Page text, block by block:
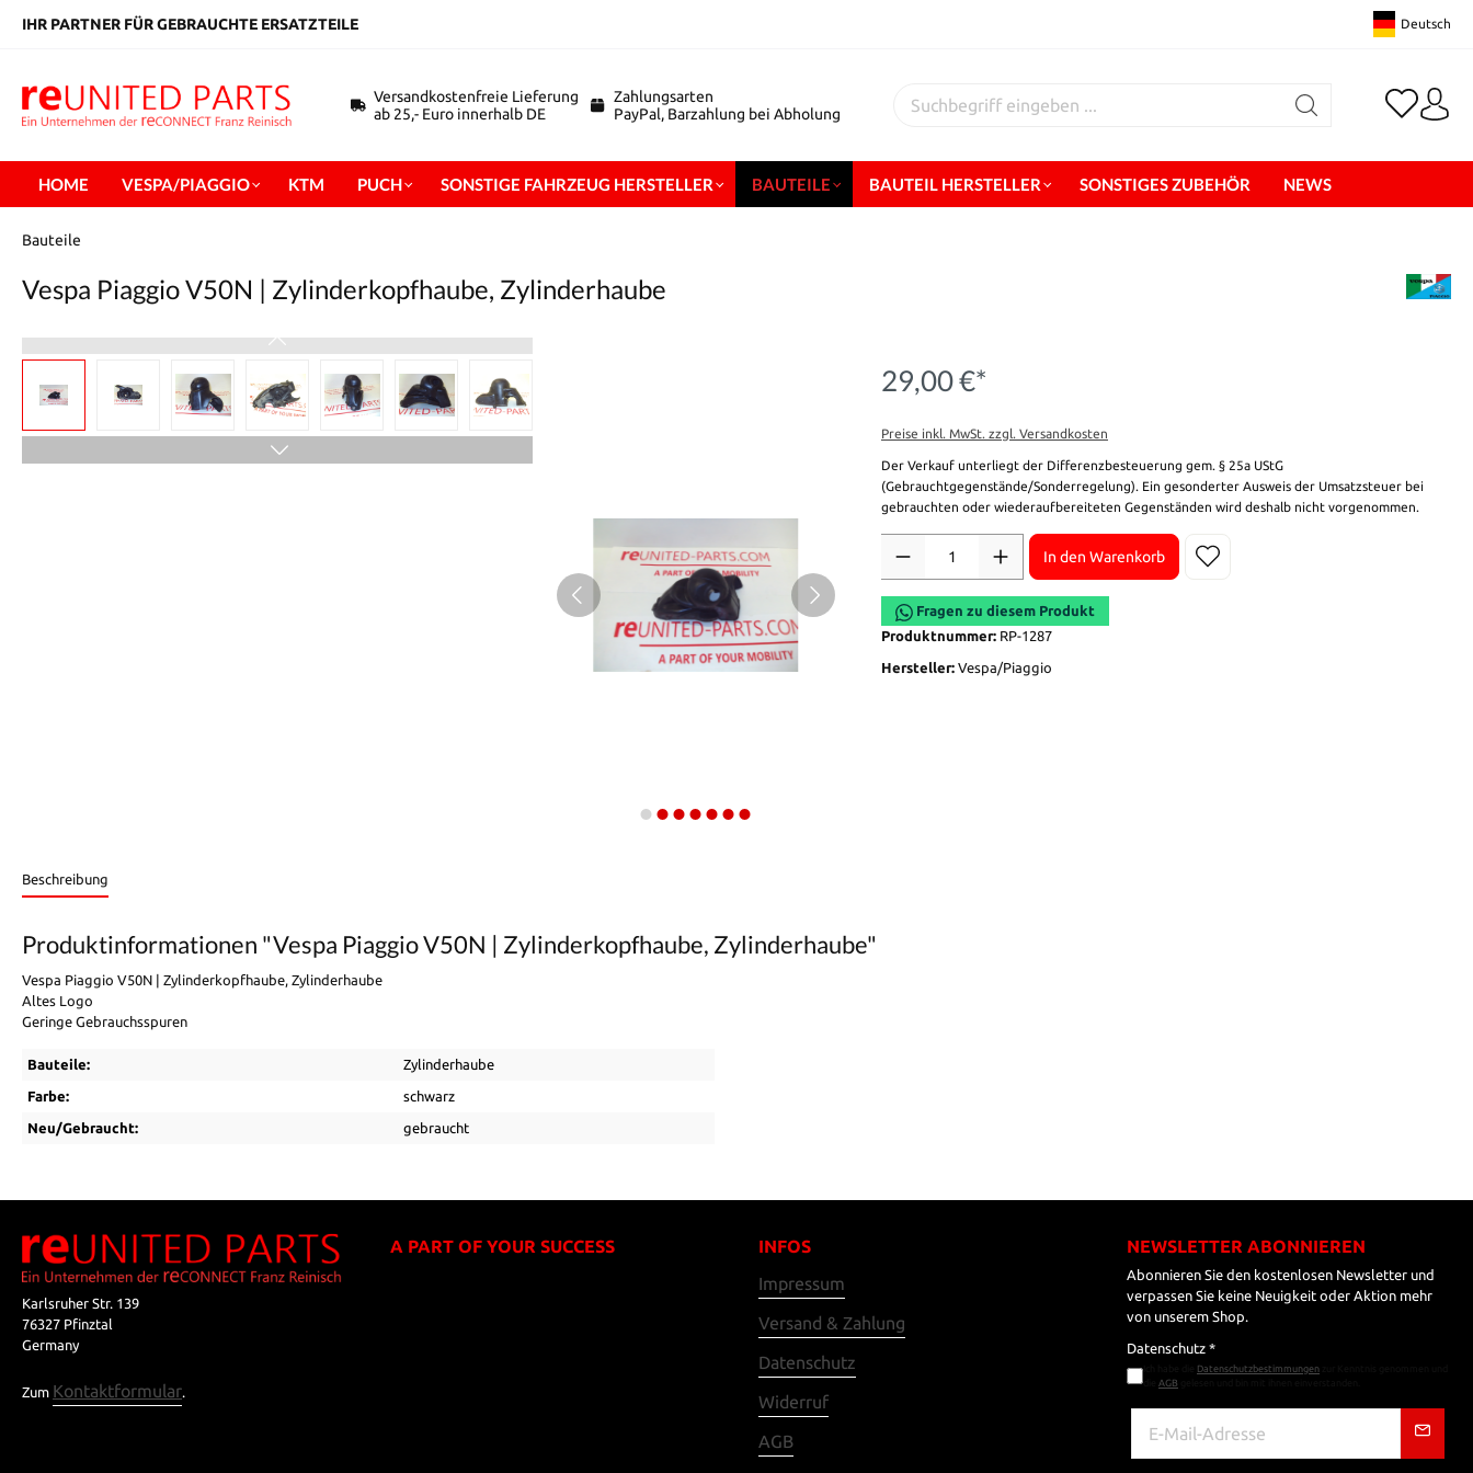
springen
IHR PARTNER FÜR GEBRAUCHTE ERSATZTEILE Deutsch
Versandkostenfreie Lieferung
ab 25,- Euro innerhalb DE
Zahlungsarten
PayPal, Barzahlung bei Abholung
HOME VESPA/PIAGGIO KTM PUCH SONSTIGE FAHRZEUG HERSTELLER BAUTEILE BAUTEIL HERSTELLER SONSTIGES ZUBEHÖR NEWS
Bauteile
Vespa Piaggio V50N | Zylinderkopfhaube, Zylinderhaube
29,00 €*
Preise inkl. MwSt. zzgl. Versandkosten
Der Verkauf unterliegt der Differenzbesteuerung gem. § 25a UStG
(Gebrauchtgegenstände/Sonderregelung). Ein gesonderter Ausweis der Umsatzsteuer bei
gebrauchten oder wiederaufbereiteten Gegenständen wird deshalb nicht vorgenommen.
In den Warenkorb
Fragen zu diesem Produkt
Produktnummer: RP-1287
Hersteller: Vespa/Piaggio
Beschreibung
Produktinformationen "Vespa Piaggio V50N | Zylinderkopfhaube, Zylinderhaube"
Vespa Piaggio V50N | Zylinderkopfhaube, Zylinderhaube
Altes Logo
Geringe Gebrauchsspuren
Bauteile: Zylinderhaube
Farbe: schwarz
Neu/Gebraucht: gebraucht
Karlsruher Str. 139
76327 Pfinztal
Germany
Zum Kontaktformular.
A PART OF YOUR SUCCESS
INFOS
Impressum
Versand & Zahlung
Datenschutz
Widerruf
AGB
NEWSLETTER ABONNIEREN
Abonnieren Sie den kostenlosen Newsletter und
verpassen Sie keine Neuigkeit oder Aktion mehr
von unserem Shop.
Datenschutz *
Datenschutzbestimmungen
AGB